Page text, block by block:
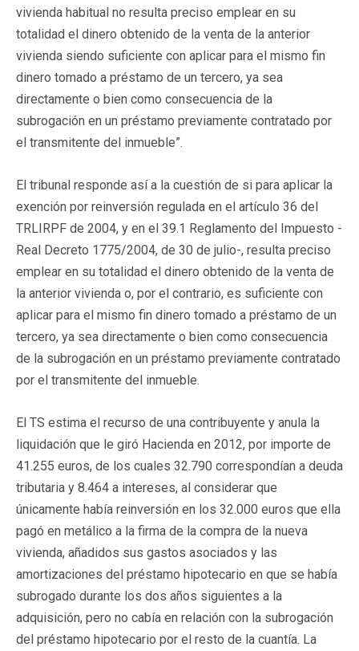
vivienda habitual no resulta preciso emplear en su
totalidad el dinero obtenido de la venta de la anterior
vivienda siendo suficiente con aplicar para el mismo fin
dinero tomado a préstamo de un tercero, ya sea
directamente o bien como consecuencia de la
subrogación en un préstamo previamente contratado por
el transmitente del inmueble”.
El tribunal responde así a la cuestión de si para aplicar la
exención por reinversión regulada en el artículo 36 del
TRLIRPF de 2004, y en el 39.1 Reglamento del Impuesto -
Real Decreto 1775/2004, de 30 de julio-, resulta preciso
emplear en su totalidad el dinero obtenido de la venta de
la anterior vivienda o, por el contrario, es suficiente con
aplicar para el mismo fin dinero tomado a préstamo de un
tercero, ya sea directamente o bien como consecuencia
de la subrogación en un préstamo previamente contratado
por el transmitente del inmueble.
El TS estima el recurso de una contribuyente y anula la
liquidación que le giró Hacienda en 2012, por importe de
41.255 euros, de los cuales 32.790 correspondían a deuda
tributaria y 8.464 a intereses, al considerar que
únicamente había reinversión en los 32.000 euros que ella
pagó en metálico a la firma de la compra de la nueva
vivienda, añadidos sus gastos asociados y las
amortizaciones del préstamo hipotecario en que se había
subrogado durante los dos años siguientes a la
adquisición, pero no cabía en relación con la subrogación
del préstamo hipotecario por el resto de la cuantía. La